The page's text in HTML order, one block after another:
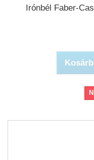
Irónbél Faber-